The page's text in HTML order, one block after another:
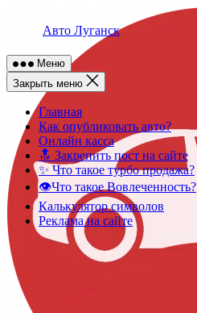
Авто Луганск
Меню
Закрыть меню
Главная
Как опубликовать авто?
Онлайн касса
🔝 Закрепить пост на сайте
✨ Что такое турбо продажа?
👁️Что такое Вовлеченность?
Калькулятор символов
Реклама на сайте